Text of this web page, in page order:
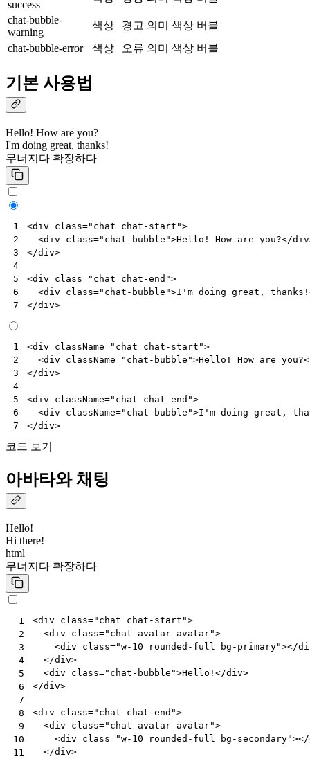
success
chat-bubble-
warning
색상
경고 의미 색상 버블
chat-bubble-error
색상 오류 의미 색상 버블
기본 사용법
Hello! How are you?
I'm doing great, thanks!
무너지다 확장하다
1
2
3
4
5
6
7
<div class="chat chat-start">
<div class="chat-bubble">Hello! How are you?</div
</div>
<div class="chat chat-end">
<div class="chat-bubble">I'm doing great, thanks!
</div>
1
2
3
4
5
6
7
<div className="chat chat-start">
<div className="chat-bubble">Hello ! How are you?
</div>
<div className="chat chat-end">
<div className="chat-bubble">I ' m doing great ,
</div>
코드 보기
아바타와 채팅
Hello!
Hi there!
html
무너지다 확장하다
1
2
3
4
5
6
7
8
9
10
11
<div class="chat chat-start">
<div class="chat-avatar avatar">
<div class="w-10 rounded-full bg-primary"></
</div>
<div class="chat-bubble">Hello! </div>
</div>
<div class="chat chat-end">
<div class="chat-avatar avatar">
<div class="w-10 rounded-full bg-secondary"></
</div>